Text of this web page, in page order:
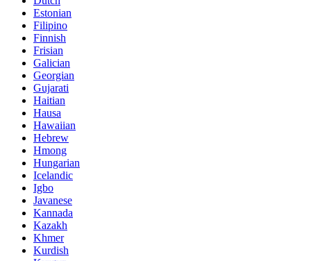
Estonian
Filipino
Finnish
Frisian
Galician
Georgian
Gujarati
Haitian
Hausa
Hawaiian
Hebrew
Hmong
Hungarian
Icelandic
Igbo
Javanese
Kannada
Kazakh
Khmer
Kurdish